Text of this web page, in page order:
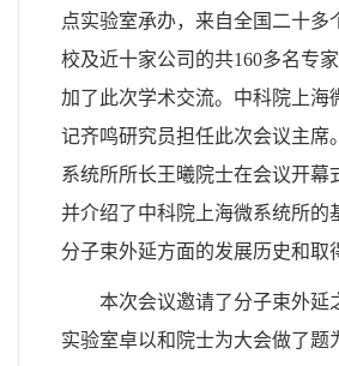
点实验室承办，来自全国二十多
校及近十家公司的共160多名专
加了此次学术交流。中科院上海
记齐鸣研究员担任此次会议主席
系统所所长王曦院士在会议开幕
并介绍了中科院上海微系统所的
分子束外延方面的发展历史和取
本次会议邀请了分子束外延
实验室卓以和院士为大会做了题